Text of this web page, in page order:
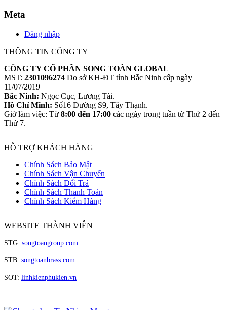
Meta
Đăng nhập
THÔNG TIN CÔNG TY
CÔNG TY CỔ PHẦN SONG TOÀN GLOBAL
MST: 2301096274 Do sở KH-ĐT tỉnh Bắc Ninh cấp ngày
11/07/2019
Bắc Ninh: Ngọc Cục, Lương Tài.
Hồ Chí Minh: Số16 Đường S9, Tây Thạnh.
Giờ làm việc: Từ 8:00 đến 17:00 các ngày trong tuần từ Thứ 2 đến
Thứ 7.
HỖ TRỢ KHÁCH HÀNG
Chính Sách Bảo Mật
Chính Sách Vận Chuyển
Chính Sách Đổi Trả
Chính Sách Thanh Toán
Chính Sách Kiểm Hàng
WEBSITE THÀNH VIÊN
STG: songtoangroup.com
STB: songtoanbrass.com
SOT: linhkienphukien.vn